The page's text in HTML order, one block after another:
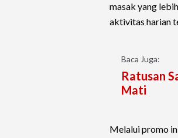
masak yang
aktivitas harian
Baca Juga:
Ratusan
Mati
Melalui promo